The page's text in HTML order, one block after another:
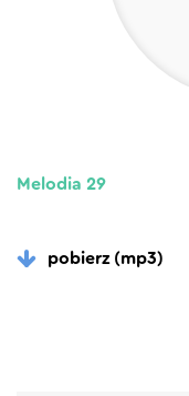
Melodia 29
pobierz (mp3)